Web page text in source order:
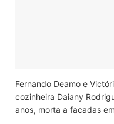
Fernando Deamo e
cozinheira Daiany
anos, morta a facadas